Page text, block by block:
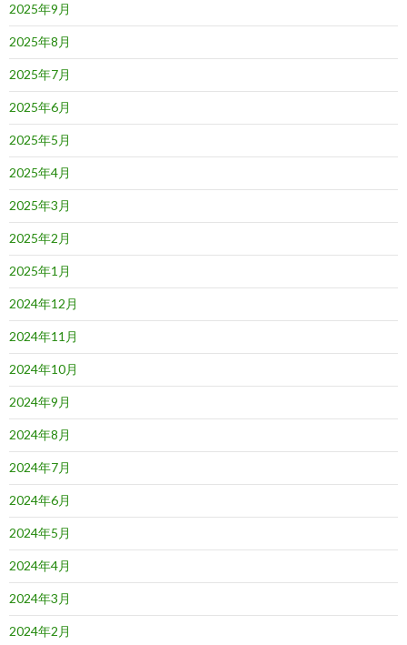
2025年9月
2025年8月
2025年7月
2025年6月
2025年5月
2025年4月
2025年3月
2025年2月
2025年1月
2024年12月
2024年11月
2024年10月
2024年9月
2024年8月
2024年7月
2024年6月
2024年5月
2024年4月
2024年3月
2024年2月